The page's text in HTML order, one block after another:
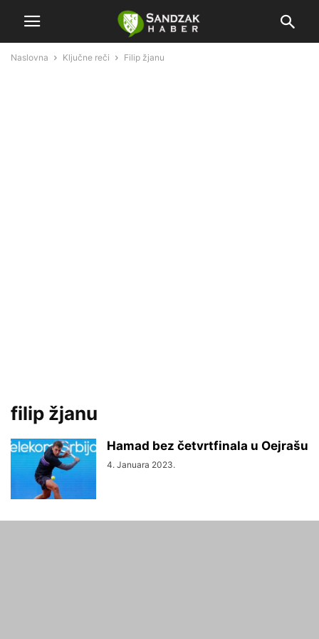
Naslovna Ključne reči Filip žjanu
filip žjanu
Hamad bez četvrtfinala u Oejrašu
4. Januara 2023.